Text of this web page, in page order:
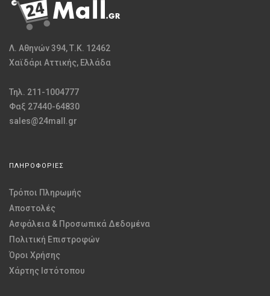
Λ. Αθηνών 394, Τ.Κ. 12462
Χαϊδάρι Αττικής, Ελλάδα
Τηλ. 211-1004777
Φαξ 27440-64830
sales@24mall.gr
ΠΛΗΡΟΦΟΡΙΕΣ
Τρόποι Πληρωμής
Αποστολές
Ασφάλεια & Προσωπικά Δεδομένα
Πολιτική Επιστροφών
Όροι Χρήσης
Χάρτης Ιστότοπου